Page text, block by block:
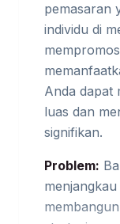
pemasaran
individu di
Anda dapat
luas dan
signifikan.
Problem: